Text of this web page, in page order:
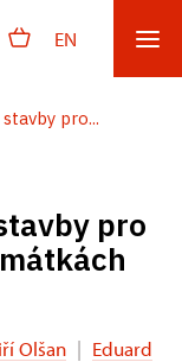
EN
pro...
pro
Olšan | Eduard